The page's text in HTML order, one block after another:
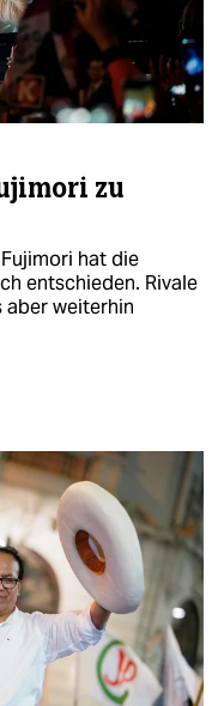
zu
hat die
entschieden. Rivale
aber weiterhin